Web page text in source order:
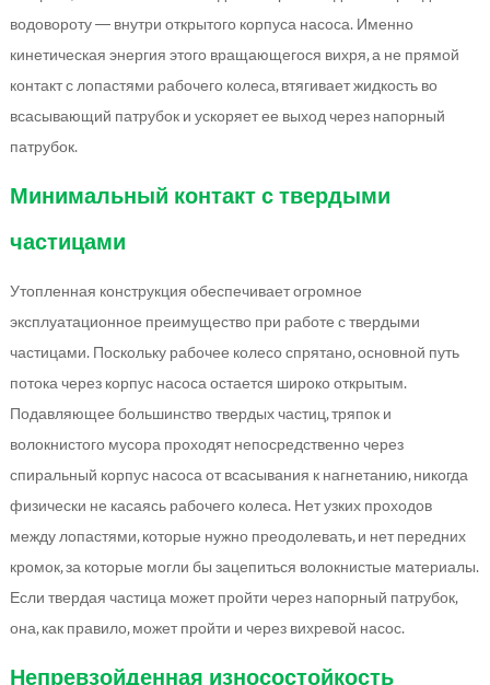
водовороту — внутри открытого корпуса насоса. Именно
кинетическая энергия этого вращающегося вихря, а не прямой
контакт с лопастями рабочего колеса, втягивает жидкость во
всасывающий патрубок и ускоряет ее выход через напорный
патрубок.
Минимальный контакт с твердыми
частицами
Утопленная конструкция обеспечивает огромное
эксплуатационное преимущество при работе с твердыми
частицами. Поскольку рабочее колесо спрятано, основной путь
потока через корпус насоса остается широко открытым.
Подавляющее большинство твердых частиц, тряпок и
волокнистого мусора проходят непосредственно через
спиральный корпус насоса от всасывания к нагнетанию, никогда
физически не касаясь рабочего колеса. Нет узких проходов
между лопастями, которые нужно преодолевать, и нет передних
кромок, за которые могли бы зацепиться волокнистые материалы.
Если твердая частица может пройти через напорный патрубок,
она, как правило, может пройти и через вихревой насос.
Непревзойденная износостойкость